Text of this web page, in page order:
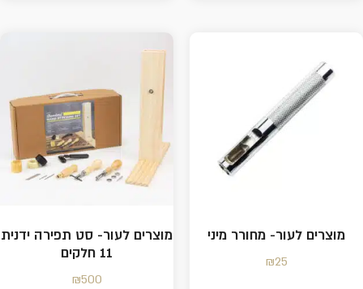
מוצרים לעור- מחורר מיני
₪25
מוצרים לעור- סט תפירה ידנית
11 חלקים
₪500